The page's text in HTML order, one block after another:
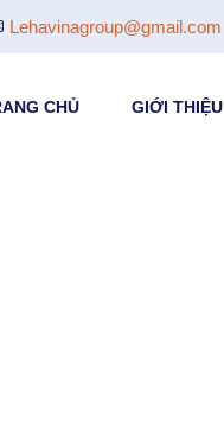
Lehavinagroup@gmail.com
CHỦ GIỚI THIỆU